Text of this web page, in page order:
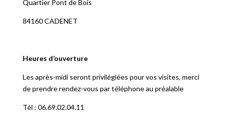
Quartier Pont de Bois
84160 CADENET
Heures d’ouverture
Les après-midi seront privilégiées pour vos visites, merci
de prendre rendez-vous par téléphone au préalable
Tél : 06.69.02.04.11